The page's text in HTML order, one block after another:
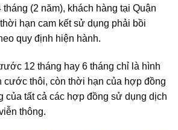
(2 năm), khách hàng tại Quận
hạn cam kết sử dụng phải bồi
quy định hiện hành.
12 tháng hay 6 tháng chỉ là hình
cước thôi, còn thời hạn của hợp đồng
của tất cả các hợp đồng sử dụng dịch
thông.